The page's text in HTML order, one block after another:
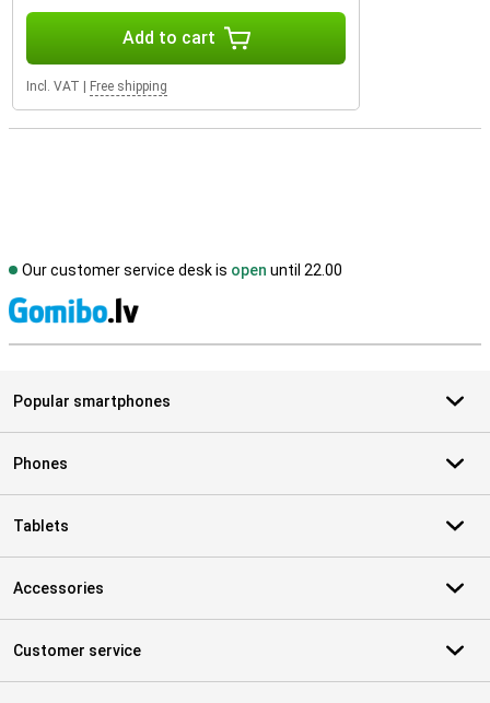
Add to cart
Incl. VAT Free shipping
Our customer service desk is open until 22.00
Popular smartphones
Phones
Tablets
Accessories
Customer service